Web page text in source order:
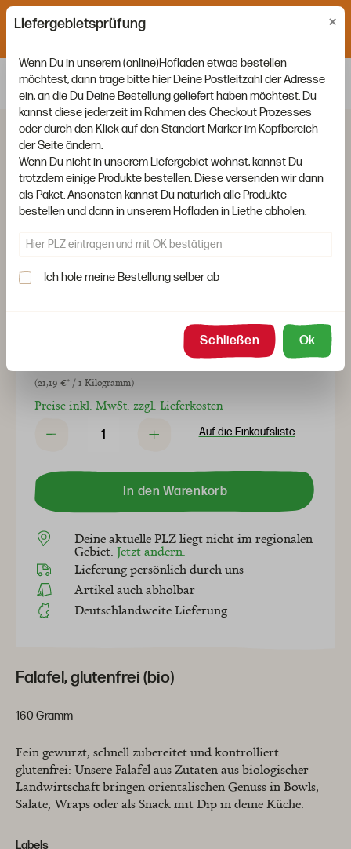
Liefertage: Montag, Mittwoch und Freitag. Bestellschluss ist
Falafel, glutenfrei (bio)
160 Gramm
Fein gewürzt, schnell zubereitet und kontrolliert
glutenfrei: Unsere Falafel aus Zutaten aus biologischer
Landwirtschaft bringen orientalischen Genuss in Bowls,
Salate, Wraps oder als Snack mit Dip in deine Küche.
Labels
(21,19 €* / 1 Kilogramm)
Preise inkl. MwSt. zzgl. Lieferkosten
Deine aktuelle PLZ liegt nicht im regionalen
Gebiet. Jetzt ändern.
Lieferung persönlich durch uns
Artikel auch abholbar
Deutschlandweite Lieferung
Auf die Einkaufsliste
In den Warenkorb
Liefergebietsprüfung ×
Wenn Du in unserem (online)Hofladen etwas bestellen
möchtest, dann trage bitte hier Deine Postleitzahl der Adresse
ein, an die Du Deine Bestellung geliefert haben möchtest. Du
kannst diese jederzeit im Rahmen des Checkout Prozesses
oder durch den Klick auf den Standort-Marker im Kopfbereich
der Seite ändern.
Wenn Du nicht in unserem Liefergebiet wohnst, kannst Du
trotzdem einige Produkte bestellen. Diese versenden wir dann
als Paket. Ansonsten kannst Du natürlich alle Produkte
bestellen und dann in unserem Hofladen in Liethe abholen.
Ich hole meine Bestellung selber ab
Schließen Ok